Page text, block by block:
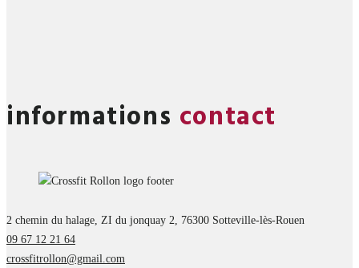
informations contact
2 chemin du halage, ZI du jonquay 2, 76300 Sotteville-lès-Rouen
09 67 12 21 64
crossfitrollon@gmail.com